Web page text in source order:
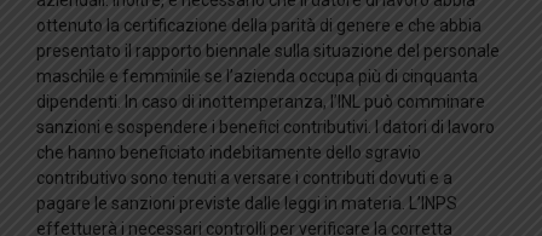
ottenuto la certificazione della parità di genere e che abbia
presentato il rapporto biennale sulla situazione del personale
maschile e femminile se l’azienda occupa più di cinquanta
dipendenti. In caso di inottemperanza, l’INL può comminare
sanzioni e sospendere i benefici contributivi. I datori di lavoro
che hanno beneficiato indebitamente dello sgravio
contributivo sono tenuti a versare i contributi dovuti e a
pagare le sanzioni previste dalle leggi in materia. L’INPS
effettuerà i necessari controlli per verificare la corretta